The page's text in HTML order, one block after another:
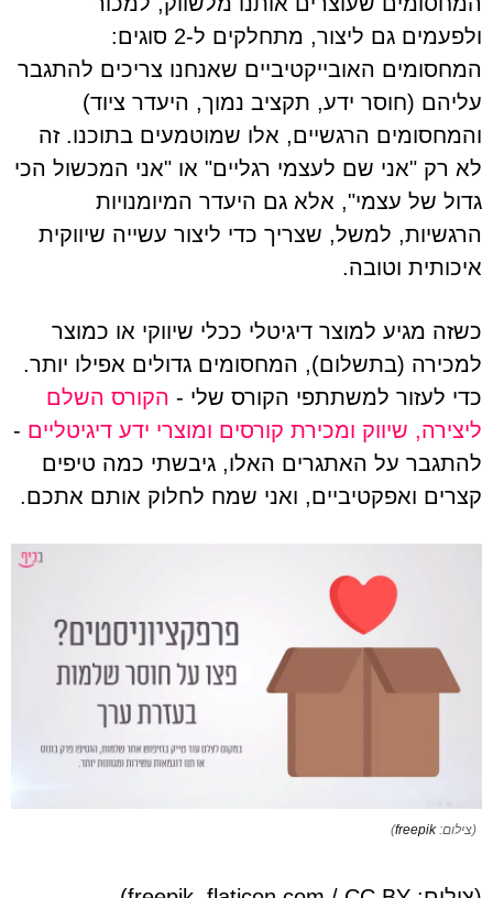
ולפעמים גם ליצור, מתחלקים ל-2 סוגים:
המחסומים האובייקטיביים שאנחנו צריכים להתגבר
עליהם (חוסר ידע, תקציב נמוך, היעדר ציוד)
והמחסומים הרגשיים, אלו שמוטמעים בתוכנו. זה
לא רק "אני שם לעצמי רגליים" או "אני המכשול הכי
גדול של עצמי", אלא גם היעדר המיומנויות
הרגשיות, למשל, שצריך כדי ליצור עשייה שיווקית
איכותית וטובה.
כשזה מגיע למוצר דיגיטלי ככלי שיווקי או כמוצר
למכירה (בתשלום), המחסומים גדולים אפילו יותר.
כדי לעזור למשתתפי הקורס שלי - הקורס השלם
ליצירה, שיווק ומכירת קורסים ומוצרי ידע דיגיטליים-
להתגבר על האתגרים האלו, גיבשתי כמה טיפים
קצרים ואפקטיביים, ואני שמח לחלוק אותם אתכם.
(צילום:freepik
)